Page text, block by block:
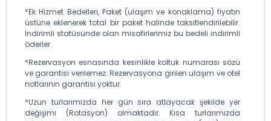
*Ek Hizmet Bedelleri, Paket (ulaşım ve konaklama) fiyatın
üstüne eklenerek total bir paket halinde taksitlendirilebilir.
İndirimli statüsünde olan misafirlerimiz bu bedeli indirimli
öderler.
*Rezervasyon esnasında kesinlikle koltuk numarası sözü
ve garantisi verilemez. Rezervasyona girilen ulaşım ve otel
notlarının garantisi yoktur.
*Uzun turlarımızda her gün sıra atlayacak şekilde yer
değişimi (Rotasyon) olmaktadır. Kısa turlarımızda